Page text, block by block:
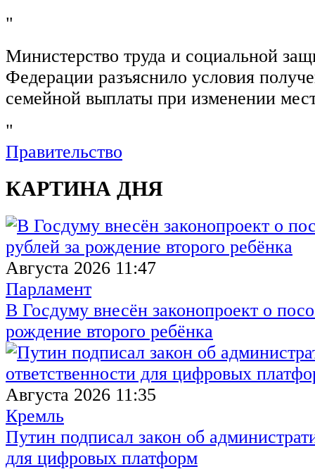
"
Министерство труда и социальной
Федерации разъяснило условия
семейной выплаты при изменении
"
Правительство
КАРТИНА ДНЯ
Августа 2026 11:47
Парламент
В Госдуму внесён законопроект о
рождение второго ребёнка
Августа 2026 11:35
Кремль
Путин подписал закон об
для цифровых платформ